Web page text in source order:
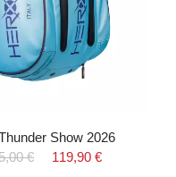
Show 2026
€
119,90 €